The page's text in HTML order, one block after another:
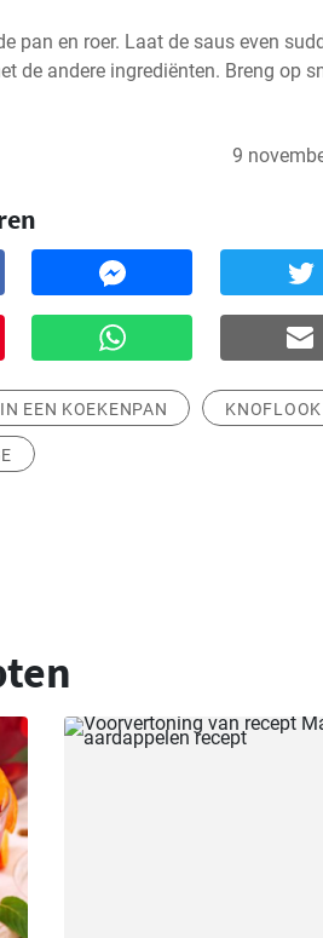
pan en roer. Laat de saus even
de andere ingrediënten. Breng op
9
IN EEN KOEKENPAN KNOFLOOK